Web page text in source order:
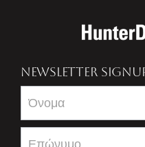
NEWSLETTER
Newsletter